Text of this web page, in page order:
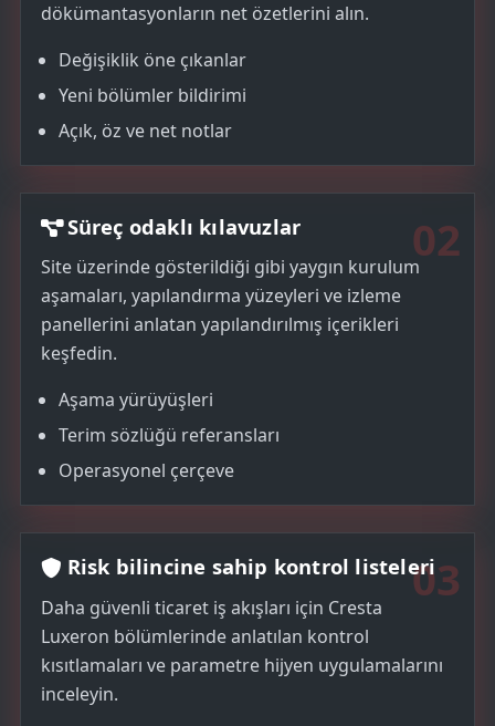
dökümantasyonların net özetlerini alın.
Değişiklik öne çıkanlar
Yeni bölümler bildirimi
Açık, öz ve net notlar
02
Süreç odaklı kılavuzlar
Site üzerinde gösterildiği gibi yaygın kurulum
aşamaları, yapılandırma yüzeyleri ve izleme
panellerini anlatan yapılandırılmış içerikleri
keşfedin.
Aşama yürüyüşleri
Terim sözlüğü referansları
Operasyonel çerçeve
03
Risk bilincine sahip kontrol listeleri
Daha güvenli ticaret iş akışları için Cresta
Luxeron bölümlerinde anlatılan kontrol
kısıtlamaları ve parametre hijyen uygulamalarını
inceleyin.